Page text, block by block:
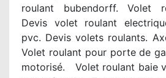
roulant bubendorff. Volet
Devis volet roulant
pvc. Devis volets roulants.
Volet roulant pour porte de
motorisé. Volet roulant baie